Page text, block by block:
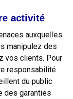
activité
auxquelles
manipulez des
vos clients. Pour
responsabilité
du public
des garanties